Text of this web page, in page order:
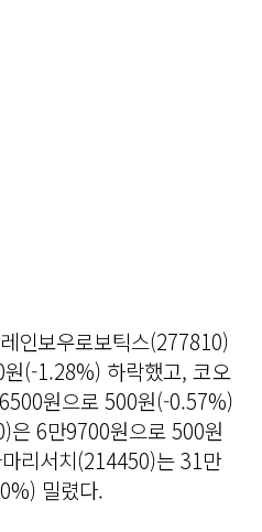
인보우로보틱스(277810)
(-1.28%) 하락했고, 코오
원으로 500원(-0.57%)
은 6만9700원으로 500원
리서치(214450)는 31만
밀렸다.